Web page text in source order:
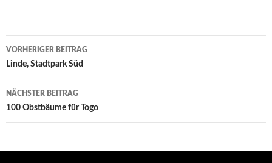
Beitrags-
Navigation
VORHERIGER BEITRAG
Linde, Stadtpark Süd
NÄCHSTER BEITRAG
100 Obstbäume für Togo